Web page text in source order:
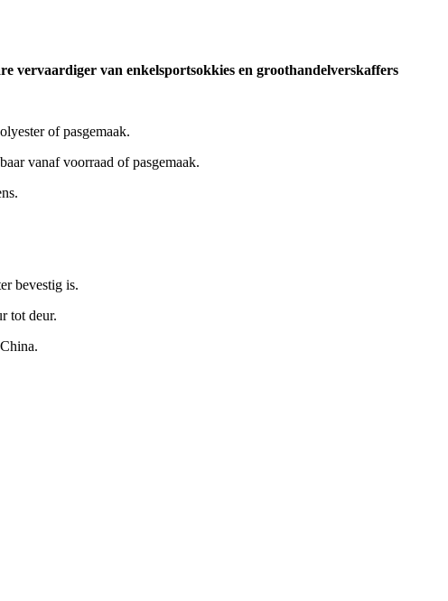
vervaardiger van enkelsportsokkies en groothandelverskaffers
of pasgemaak.
vanaf voorraad of pasgemaak.
bevestig is.
tot deur.